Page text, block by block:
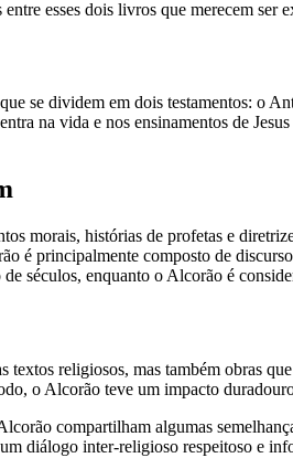
esses dois livros que merecem ser
se dividem em dois testamentos: o
na vida e nos ensinamentos de
morais, histórias de profetas e
é principalmente composto de
séculos, enquanto o Alcorão é
textos religiosos, mas também obras
o Alcorão teve um impacto
compartilham algumas
diálogo inter-religioso respeitoso e